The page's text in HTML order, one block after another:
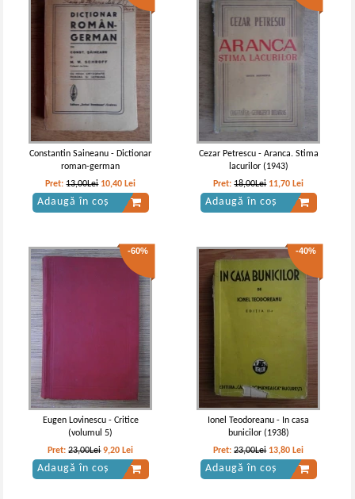
Anne Bronte - Necunoscuta de la
Wildfell Hall
Anne Bronte - Necunoscuta de la
Wildfell Hall (coperti cartonate, 2
Anne Bronte - The tenant of wildfell
Constantin Saineanu - Dictionar
roman-german
Pret:13,00Lei 10,40 Lei
Adaugă în coș
Cezar Petrescu - Aranca. Stima
lacurilor (1943)
Pret:18,00Lei 11,70 Lei
Adaugă în coș
-60%
Eugen Lovinescu - Critice
(volumul 5)
Pret:23,00Lei 9,20 Lei
Adaugă în coș
-40%
Ionel Teodoreanu - In casa
bunicilor (1938)
Pret:23,00Lei 13,80 Lei
Adaugă în coș